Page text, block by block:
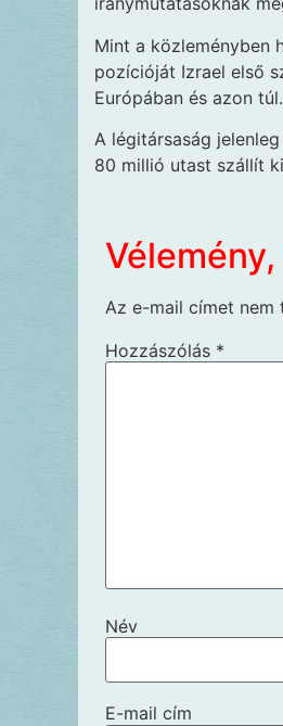
Mint a közleményben
pozícióját Izrael első
Európában és azon túl.
A légitársaság
80 millió utast szállít
Az e-mail címet nem
Hozzászólás *
Név
E-mail cím